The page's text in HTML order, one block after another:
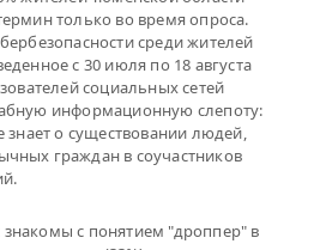
только во время опроса.
среди жителей
с 30 июля по 18 августа
социальных сетей
информационную слепоту:
знает о существовании людей,
граждан в соучастников
с понятием "дроппер" в